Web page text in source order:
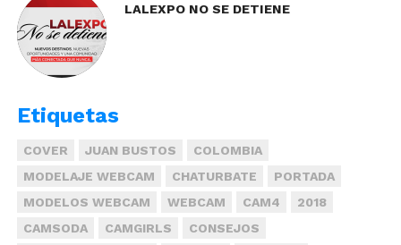
LALEXPO NO SE DETIENE
Etiquetas
COVER JUAN BUSTOS
COLOMBIA
MODELAJE WEBCAM
CHATURBATE
PORTADA
MODELOS WEBCAM
WEBCAM CAM4
2018
CAMSODA
CAMGIRLS
CONSEJOS